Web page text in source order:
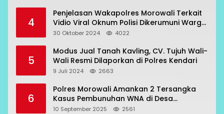
4
Penjelasan Wakapolres Morowali Terkait
Vidio Viral Oknum Polisi Dikerumuni Warga
Bahodopi
30 Oktober 2024 4022
5
Modus Jual Tanah Kavling, CV. Tujuh Wali-
Wali Resmi Dilaporkan di Polres Kendari
9 Juli 2024 2663
6
Polres Morowali Amankan 2 Tersangka
Kasus Pembunuhan WNA di Desa
Topogaro
10 September 2025 2561